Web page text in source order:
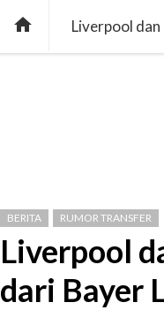
 Liverpool
BERITA RUMOR TRANSFER
Liverpool
dari Bayer